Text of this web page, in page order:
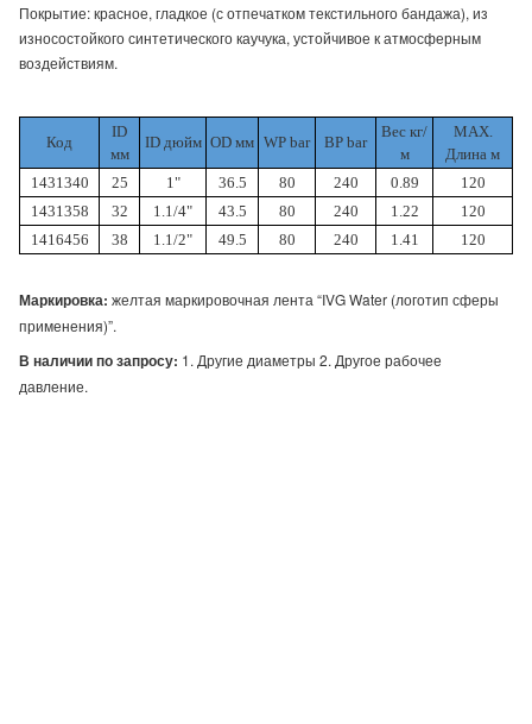
Покрытие: красное, гладкое (с отпечатком текстильного бандажа), из
износостойкого синтетического каучука, устойчивое к атмосферным
воздействиям.
Код
ID
мм
ID дюйм ОD мм WP bar BP bar
Вес кг/
м
MAX.
Длина м
1431340
25 1" 36.5 80 240 0.89
120
1431358
32 1.1/4" 43.5 80 240 1.22
120
1416456
38 1.1/2" 49.5 80 240 1.41 120
Маркировка: желтая маркировочная лента “IVG Water (логотип сферы
применения)”.
В наличии по запросу: 1. Другие диаметры 2. Другое рабочее
давление.